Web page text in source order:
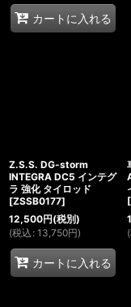
カートに入れる
Z.S.S. DG-storm
INTEGRA DC5 インテグ
ラ 強化 タイロッド
[ZSSB0177]
12,500円(税別)
(税込 : 13,750円)
カートに入れる
[
(